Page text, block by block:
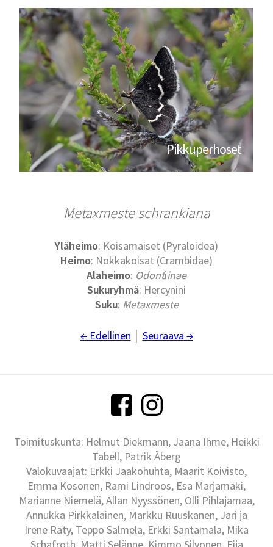
Pikkuperhoset
Metaxmeste schrankiana
Yläheimo: Koisamaiset (Pyraloidea)
Heimo: Nokkakoisat (Crambidae)
Alaheimo: Odontiinae
Sukuryhmä: Hercynini
Suku: Metaxmeste
← Edellinen Seuraava →
Toimituskunta: Helmut Diekmann, Jaana Ihme, Heikki
Tabell, Patrik Åberg
Valokuvaajat: Erkki Jaakohuhta, Maarit Koivisto,
Emma Kosonen, Rami Lindroos, Esa Marjamäki,
Marianne Niemelä, Allan Nyyssönen, Olli Pihlajamaa,
Annukka Pirkkalainen, Markku Ruuskanen, Jari ja
Irene Räty, Teppo Salmela, Erkki Santamala, Mika